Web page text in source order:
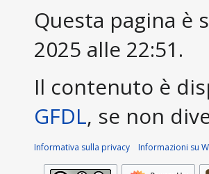
Questa pagina è
2025 alle 22:51.
Il contenuto è
GFDL, se non
Informativa sulla privacy Informazioni su